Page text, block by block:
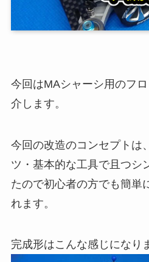
今回はMAシャーシ用のフ
介します。
今回の改造のコンセプトは
ツ・基本的な工具で且つシ
たので初心者の方でも簡単
れます。
完成形はこんな感じになり